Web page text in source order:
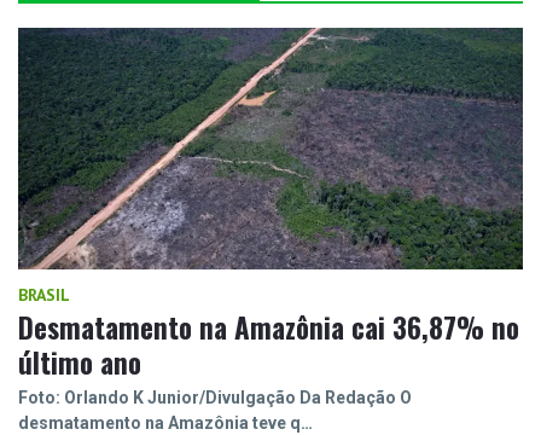
BRASIL
Desmatamento na Amazônia cai 36,87% no
último ano
Foto: Orlando K Junior/Divulgação Da Redação O
desmatamento na Amazônia teve q…